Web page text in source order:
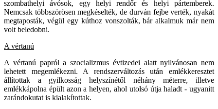
szombathelyi ávósok, egy helyi rendőr és helyi pártemberek.
Nemcsak többszörösen megkéselték, de durván fejbe verték, nyakát
megtaposták, végül egy kúthoz vonszolták, bár alkalmuk már nem
volt beledobni.
A vértanú
A vértanú papról a szocializmus évtizedei alatt nyilvánosan nem
lehetett megemlékezni. A rendszerváltozás után emlékkeresztet
állítottak a gyilkosság helyszínétől néhány méterre, illetve
emlékkápolna épült azon a helyen, ahol utolsó útja haladt - ugyanitt
zarándokutat is kialakítottak.